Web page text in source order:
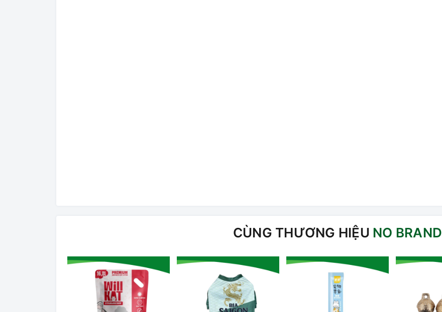
CÙNG THƯƠNG HIỆU NO BRAND